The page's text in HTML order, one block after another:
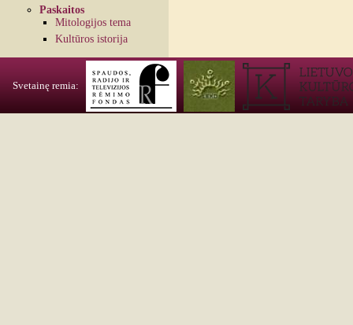
Paskaitos
Mitologijos tema
Kultūros istorija
Svetainę remia: